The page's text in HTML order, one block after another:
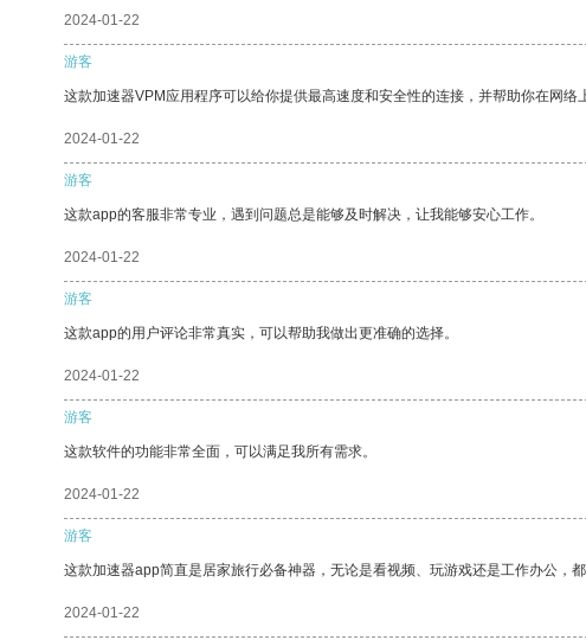
2024-01-22
游客
这款加速器VPM应用程序可以给你提供最高速度和安全性的连接，并帮助你在网络
2024-01-22
游客
这款app的客服非常专业，遇到问题总是能够及时解决，让我能够安心工作。
2024-01-22
游客
这款app的用户评论非常真实，可以帮助我做出更准确的选择。
2024-01-22
游客
这款软件的功能非常全面，可以满足我所有需求。
2024-01-22
游客
这款加速器app简直是居家旅行必备神器，无论是看视频、玩游戏还是工作办公，
2024-01-22